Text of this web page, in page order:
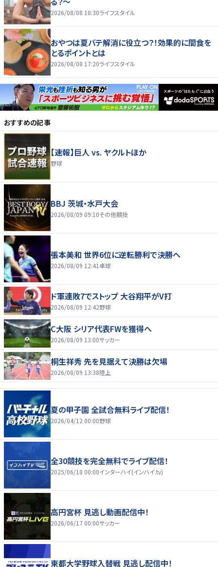
2026/08/08 18:30ライフスタイル
おやつは夏バテ解消に役立つ？！効果的に間食を
とるポイントとは
2026/08/08 17:20ライフスタイル
おすすめの記事
【速報】巨人 vs. ヤクルトほか
野球
BBJ 茨城・水戸大会
2026/08/09 09:10その他競技
張本美和 世界6位に逆転勝利で決勝へ
2026/08/09 12:41 卓球
ド軍連敗7でストップ 大谷翔平がV打
2026/08/09 12:42野球
C大阪 シリア代表FWを獲得へ
2026/08/09 13:00サッカー
桐生祥秀 先を見据えて決勝は欠場
2026/08/09 13:38陸上
夏の甲子園 全試合無料ライブ配信！
2026/04/12 00:00野球
全30競技を完全無料でライブ配信！
2025/06/18 00:00インターハイ(インハイ.tv)
高円宮杯 見逃し動画配信中！
2026/06/17 00:00サッカー
東都大学野球入替戦 見逃し配信中！